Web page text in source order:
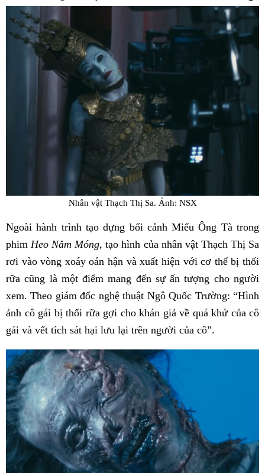
Nhân vật Thạch Thị Sa. Ảnh: NSX
Ngoài hành trình tạo dựng bối cảnh Miếu Ông Tà trong
phimHeo Năm Móng, tạo hình của nhân vật Thạch Thị Sa
rơi vào vòng xoáy oán hận và xuất hiện với cơ thể bị thối
rữa cũng là một điểm mang đến sự ấn tượng cho người
xem. Theo giám đốc nghệ thuật Ngô Quốc Trường: “Hình
ảnh cô gái bị thối rữa gợi cho khán giả về quá khứ của cô
gái và vết tích sát hại lưu lại trên người của cô”.